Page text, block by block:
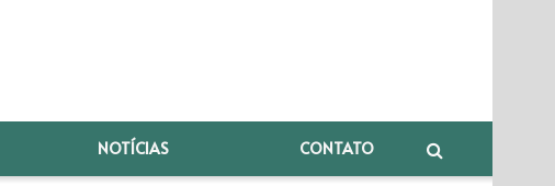
NOTÍCIAS CONTATO